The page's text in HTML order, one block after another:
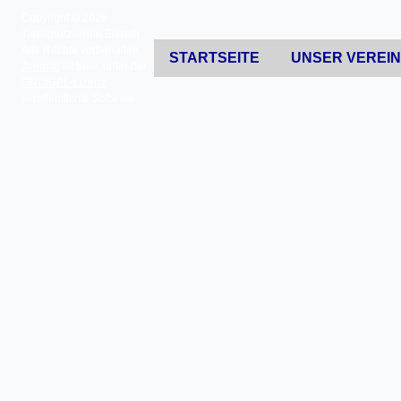
STARTSEITE UNSER VEREIN